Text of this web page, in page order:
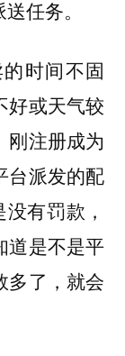
任务。
时间不固
好或天气较
刚注册成为
台派发的配
有罚款，
道是不是平
多了，就会